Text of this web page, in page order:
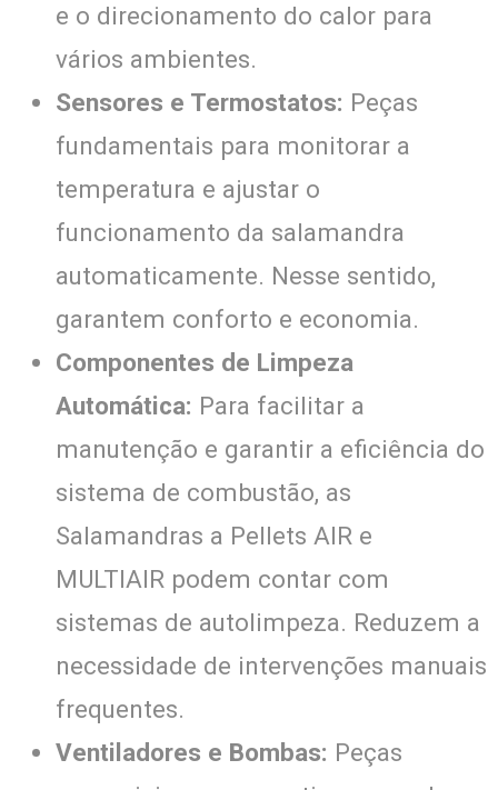
e o direcionamento do calor para
vários ambientes.
Sensores e Termostatos: Peças
fundamentais para monitorar a
temperatura e ajustar o
funcionamento da salamandra
automaticamente. Nesse sentido,
garantem conforto e economia.
Componentes de Limpeza
Automática: Para facilitar a
manutenção e garantir a eficiência do
sistema de combustão, as
Salamandras a Pellets AIR e
MULTIAIR podem contar com
sistemas de autolimpeza. Reduzem a
necessidade de intervenções manuais
frequentes.
Ventiladores e Bombas: Peças